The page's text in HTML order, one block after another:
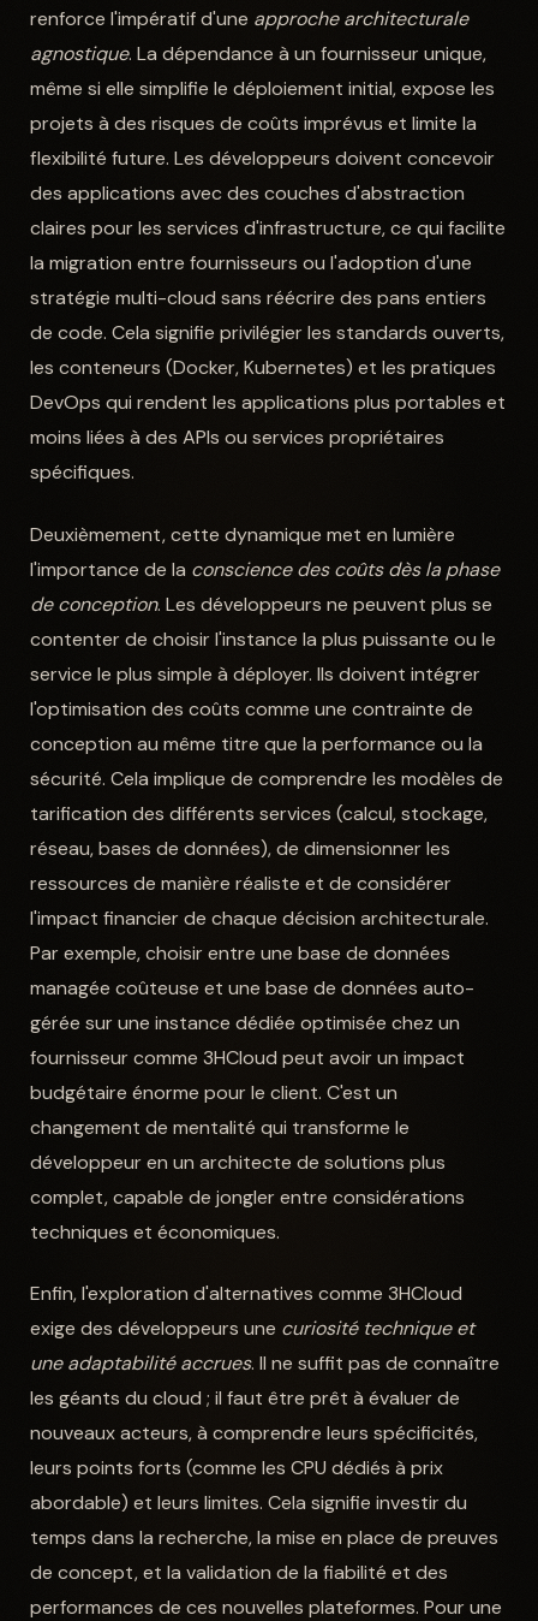
renforce l'impératif d'une approche architecturale
agnostique. La dépendance à un fournisseur unique,
même si elle simplifie le déploiement initial, expose les
projets à des risques de coûts imprévus et limite la
flexibilité future. Les développeurs doivent concevoir
des applications avec des couches d'abstraction
claires pour les services d'infrastructure, ce qui facilite
la migration entre fournisseurs ou l'adoption d'une
stratégie multi-cloud sans réécrire des pans entiers
de code. Cela signifie privilégier les standards ouverts,
les conteneurs (Docker, Kubernetes) et les pratiques
DevOps qui rendent les applications plus portables et
moins liées à des APIs ou services propriétaires
spécifiques.
Deuxièmement, cette dynamique met en lumière
l'importance de la conscience des coûts dès la phase
de conception. Les développeurs ne peuvent plus se
contenter de choisir l'instance la plus puissante ou le
service le plus simple à déployer. Ils doivent intégrer
l'optimisation des coûts comme une contrainte de
conception au même titre que la performance ou la
sécurité. Cela implique de comprendre les modèles de
tarification des différents services (calcul, stockage,
réseau, bases de données), de dimensionner les
ressources de manière réaliste et de considérer
l'impact financier de chaque décision architecturale.
Par exemple, choisir entre une base de données
managée coûteuse et une base de données auto-
gérée sur une instance dédiée optimisée chez un
fournisseur comme 3HCloud peut avoir un impact
budgétaire énorme pour le client. C'est un
changement de mentalité qui transforme le
développeur en un architecte de solutions plus
complet, capable de jongler entre considérations
techniques et économiques.
Enfin, l'exploration d'alternatives comme 3HCloud
exige des développeurs une curiosité technique et
une adaptabilité accrues. Il ne suffit pas de connaître
les géants du cloud ; il faut être prêt à évaluer de
nouveaux acteurs, à comprendre leurs spécificités,
leurs points forts (comme les CPU dédiés à prix
abordable) et leurs limites. Cela signifie investir du
temps dans la recherche, la mise en place de preuves
de concept, et la validation de la fiabilité et des
performances de ces nouvelles plateformes. Pour une